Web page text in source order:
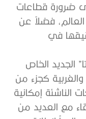
ضرورة قطاعات
العالم، فضلاً عن
في
الجديد الخاص
والغربية كجزء من
الناشئة إمكانية
مع العديد من